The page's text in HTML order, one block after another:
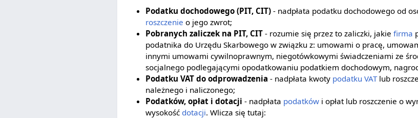
Podatku dochodowego (PIT, CIT)- nadpłata podatku dochodowego od
roszczenie o jego zwrot;
Pobranych zaliczek na PIT, CIT- rozumie się przez to zaliczki, jakie firma
podatnika do Urzędu Skarbowego w związku z: umowami o pracę,
innymi umowami cywilnoprawnym, niegotówkowymi świadczeniami ze
socjalnego podlegającymi opodatkowaniu podatkiem dochodowym,
Podatku VAT do odprowadzenia - nadpłata kwoty podatku VATlub
należnego i naliczonego;
Podatków, opłat i dotacji - nadpłata podatkówi opłat lub roszczenie o
wysokość dotacji. Wlicza się tutaj: